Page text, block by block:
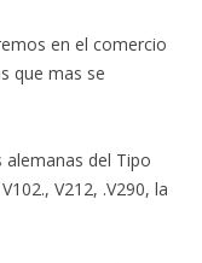
en el comercio
que mas se
del Tipo
V212, .V290, la